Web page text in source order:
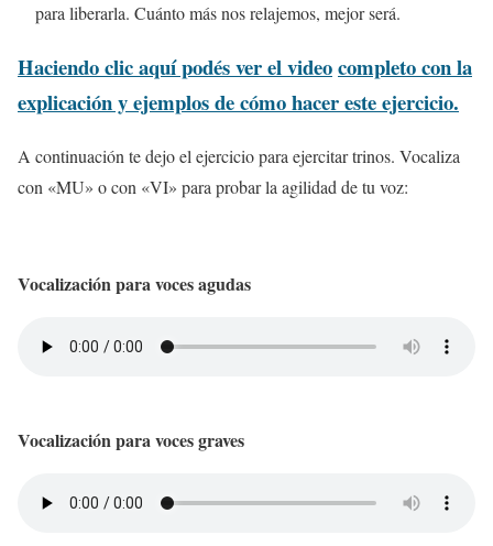
para liberarla. Cuánto más nos relajemos, mejor será.
Haciendo clic aquí podés ver el videocompleto con la
explicación y ejemplos de cómo hacer este ejercicio.
A continuación te dejo el ejercicio para ejercitar trinos. Vocaliza
con «MU» o con «VI» para probar la agilidad de tu voz:
Vocalización para voces agudas
Vocalización para voces graves